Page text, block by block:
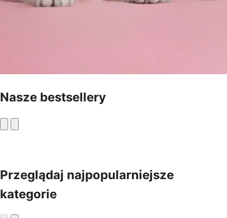
Nasze bestsellery
Przeglądaj najpopularniejsze
kategorie